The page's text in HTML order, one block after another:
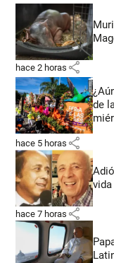
hace 2 horas share
de
hace 5 horas share
hace 7 horas share